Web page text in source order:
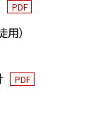
PDF
）
PDF